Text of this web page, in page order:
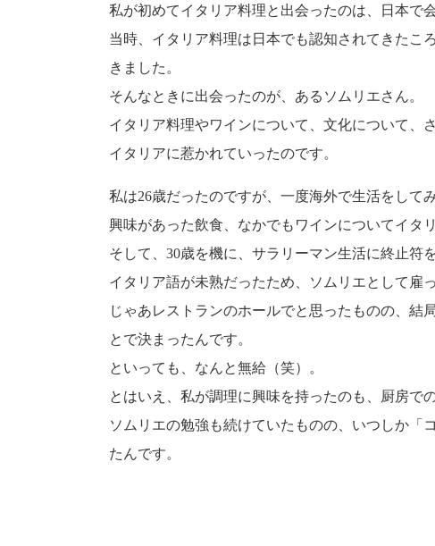
私が初めてイタリア料理と出会ったのは、日本で
当時、イタリア料理は日本でも認知されてきたこ
きました。
そんなときに出会ったのが、あるソムリエさん。
イタリア料理やワインについて、文化について、
イタリアに惹かれていったのです。
私は26歳だったのですが、一度海外で生活をして
興味があった飲食、なかでもワインについてイタ
そして、30歳を機に、サラリーマン生活に終止符
イタリア語が未熟だったため、ソムリエとして雇
じゃあレストランのホールでと思ったものの、結
とで決まったんです。
といっても、なんと無給（笑）。
とはいえ、私が調理に興味を持ったのも、厨房で
ソムリエの勉強も続けていたものの、いつしか「
たんです。